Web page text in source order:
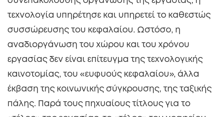
τεχνολογία υπηρέτησε και υπηρετεί το καθεστώς
συσσώρευσης του κεφαλαίου. Ωστόσο, η
αναδιοργάνωση του χώρου και του χρόνου
εργασίας δεν είναι επίτευγμα της τεχνολογικής
καινοτομίας, του «ευφυούς κεφαλαίου», άλλα
έκβαση της κοινωνικής σύγκρουσης, της ταξικής
πάλης. Παρά τους πηχυαίους τίτλους για το